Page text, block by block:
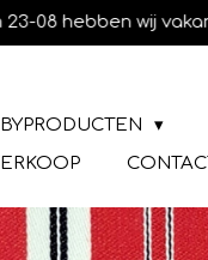
23-08 hebben wij